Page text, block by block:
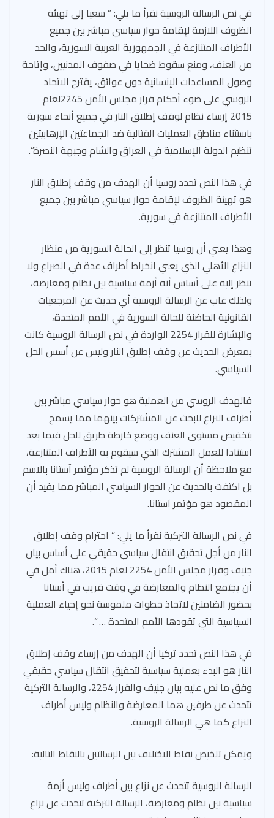
في نص الرسالة الروسية نقرأ ما يلي: ” سعيا إلى تهيئة
الظروف اللازمة لإقامة حوار سياسي مباشر بين جميع
الأطراف المتنازعة في الجمهورية العربية السورية، والحد
من العنف، ومنع سقوط ضحايا في صفوف المدنيين، وإتاحة
وصول المساعدات الإنسانية دون عوائق، يقترح الاتحاد
الروسي على ضوء أحكام قرار مجلس الأمن 2245لعام
2015 إرساء نظام لوقف إطلاق النار في جميع أنحاء سورية
باستثناء مناطق العمليات القتالية ضد الجماعتين الإرهابيتين
تنظيم الدولة الإسلامية في العراق والشام وجبهة النصرة”.
في هذا النص تحدد روسيا أن الهدف من وقف إطلاق النار
هو تهيئة الظروف لإقامة حوار سياسي مباشر بين جميع
الأطراف المتنازعة في سورية.
وهذا يعني أن روسيا تنظر إلى الحالة السورية من منظار
النزاع الأهلي الذي يعني انخراط أطراف عدة في الصراع ولا
تنظر إليه على أساس أنه أزمة سياسية بين نظام ومعارضة،
ولذلك غاب عن الرسالة الروسية أي حديث عن المرجعيات
القانونية الحاضنة للحالة السورية في الأمم المتحدة،
والإشارة للقرار 2254 الواردة في نص الرسالة الروسية كانت
بمعرض الحديث عن وقف إطلاق النار وليس عن أسس الحل
السياسي.
فالهدف الروسي من العملية هو حوار سياسي مباشر بين
أطراف النزاع للبحث عن المشتركات بينهما مما يسمح
بتخفيض مستوى العنف ووضع خارطة طريق للحل فيما بعد
استنادا للعمل المشترك الذي سيقوم به الأطراف المتنازعة،
مع ملاحظة أن الرسالة الروسية لم تذكر مؤتمر آستانا بالاسم
بل اكتفت بالحديث عن الحوار السياسي المباشر مما يفيد أن
المقصود هو مؤتمر آستانا.
في نص الرسالة التركية نقرأ ما يلي: ” احترام وقف إطلاق
النار من أجل تحقيق انتقال سياسي حقيقي على أساس بيان
جنيف وقرار مجلس الأمن 2254 لعام 2015، هناك أمل في
أن يجتمع النظام والمعارضة في وقت قريب في أستانا
بحضور الضامنين لاتخاذ خطوات ملموسة نحو إحياء العملية
السياسية التي تقودها الأمم المتحدة … “.
في هذا النص تحدد تركيا أن الهدف من إرساء وقف إطلاق
النار هو البدء بعملية سياسية لتحقيق انتقال سياسي حقيقي
وفق ما نص عليه بيان جنيف والقرار 2254، والرسالة التركية
تتحدث عن طرفين هما المعارضة والنظام وليس أطراف
النزاع كما هي الرسالة الروسية.
ويمكن تلخيص نقاط الاختلاف بين الرسالتين بالنقاط التالية:
الرسالة الروسية تتحدث عن نزاع بين أطراف وليس أزمة
سياسية بين نظام ومعارضة، الرسالة التركية تتحدث عن نزاع